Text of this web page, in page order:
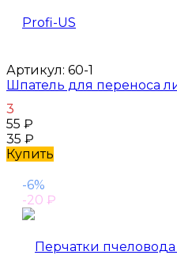
Артикул: 60-1
Шпатель для переноса
3
55 ₽
35 ₽
Купить
-6%
-20 ₽